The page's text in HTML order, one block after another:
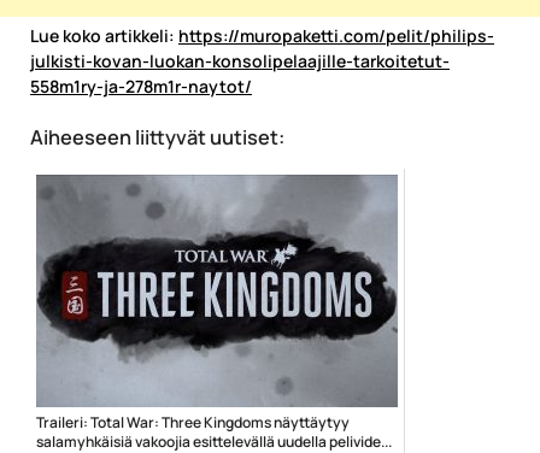
Lue koko artikkeli: https://muropaketti.com/pelit/philips-
julkisti-kovan-luokan-konsolipelaajille-tarkoitetut-
558m1ry-ja-278m1r-naytot/
Aiheeseen liittyvät uutiset:
Traileri: Total War: Three Kingdoms näyttäytyy
salamyhkäisiä vakoojia esittelevällä uudella pelivide...